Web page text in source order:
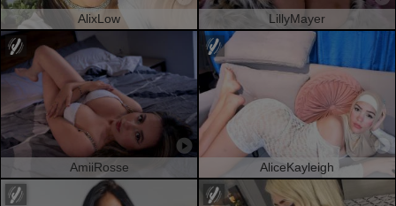
AlixLow LillyMayer
AmiiRosse AliceKayleigh